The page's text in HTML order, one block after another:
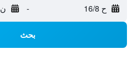
ح 16/8 - ن 17/8
بحث